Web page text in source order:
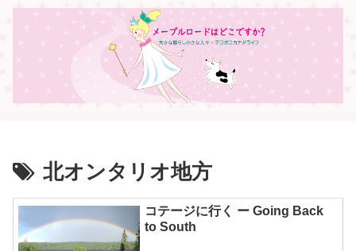
北オンタリオ地方
コテージに行く ー Going Back
to South